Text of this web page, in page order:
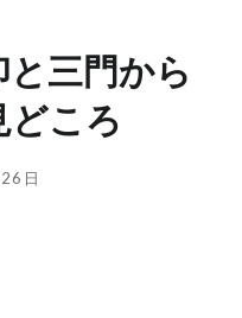
三門から
どころ
日